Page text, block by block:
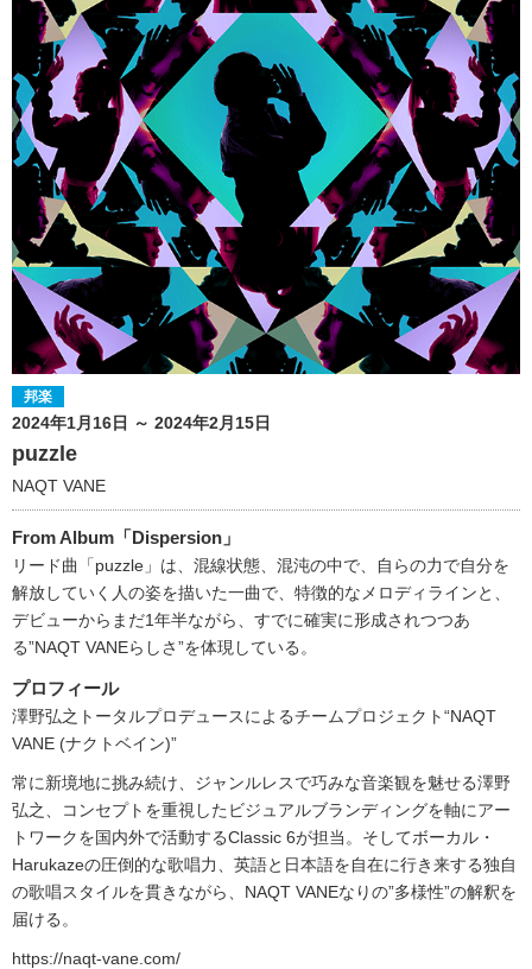
邦楽
2024年1月16日 ～ 2024年2月15日
puzzle
NAQT VANE
From Album「Dispersion」
リード曲「puzzle」は、混線状態、混沌の中で、自らの力で自分を
解放していく人の姿を描いた一曲で、特徴的なメロディラインと、
デビューからまだ1年半ながら、すでに確実に形成されつつあ
る”NAQT VANEらしさ”を体現している。
プロフィール
澤野弘之トータルプロデュースによるチームプロジェクト“NAQT
VANE (ナクトベイン)”
常に新境地に挑み続け、ジャンルレスで巧みな音楽観を魅せる澤野
弘之、コンセプトを重視したビジュアルブランディングを軸にアー
トワークを国内外で活動するClassic 6が担当。そしてボーカル・
Harukazeの圧倒的な歌唱力、英語と日本語を自在に行き来する独自
の歌唱スタイルを貫きながら、NAQT VANEなりの”多様性”の解釈を
届ける。
https://naqt-vane.com/